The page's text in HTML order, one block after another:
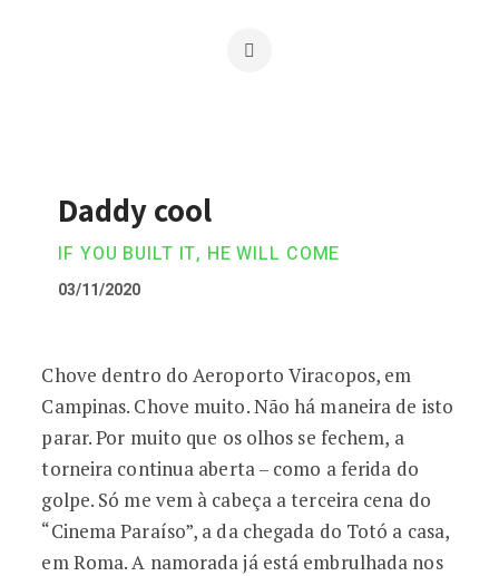
Daddy cool
IF YOU BUILT IT, HE WILL COME
03/11/2020
Daddy cool
Chove dentro do Aeroporto Viracopos, em
Campinas. Chove muito. Não há maneira de isto
parar. Por muito que os olhos se fechem, a
torneira continua aberta – como a ferida do
golpe. Só me vem à cabeça a terceira cena do
“Cinema Paraíso”, a da chegada do Totó a casa,
em Roma. A namorada já está embrulhada nos